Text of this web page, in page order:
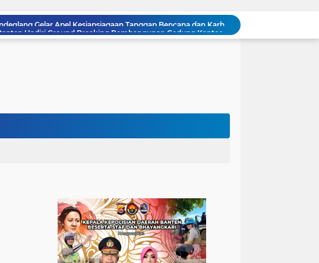
Kapolda Banten Hadiri Ground Breaking Pembangunan Gedung Kantor DPD RI di Ibu Kota Provinsi Banten
Kunjungi Sekolah KJRI Johor Bahru, Ketua PA Jakarta Pusat Ajak Pelajar WNI Raih Prestasi dan Cintai Tanah Air
Sispam Mako, Kesiapsiagaan Personil Piket Polsek Puloampel Antisipasi Segala Bentuk Gangguan